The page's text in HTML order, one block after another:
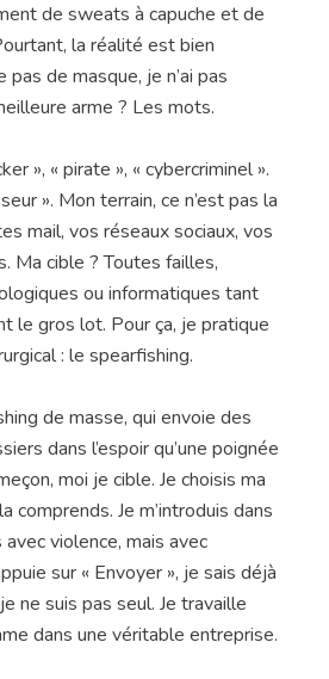
de sweats à capuche et de
la réalité est bien
de masque, je n’ai pas
arme ? Les mots.
», « pirate », « cybercriminel ».
». Mon terrain, ce n’est pas la
mail, vos réseaux sociaux, vos
Ma cible ? Toutes failles,
ou informatiques tant
le gros lot. Pour ça, je pratique
: le spearfishing.
de masse, qui envoie des
dans l’espoir qu’une poignée
moi je cible. Je choisis ma
comprends. Je m’introduis dans
violence, mais avec
sur « Envoyer », je sais déjà
ne suis pas seul. Je travaille
dans une véritable entreprise.